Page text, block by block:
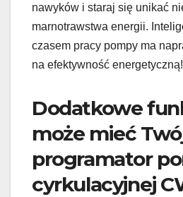
nawyków i staraj się unikać
marnotrawstwa energii.
czasem pracy pompy ma
na efektywność energetyczną!
Dodatkowe
może mieć
programator
cyrkulacyjnej